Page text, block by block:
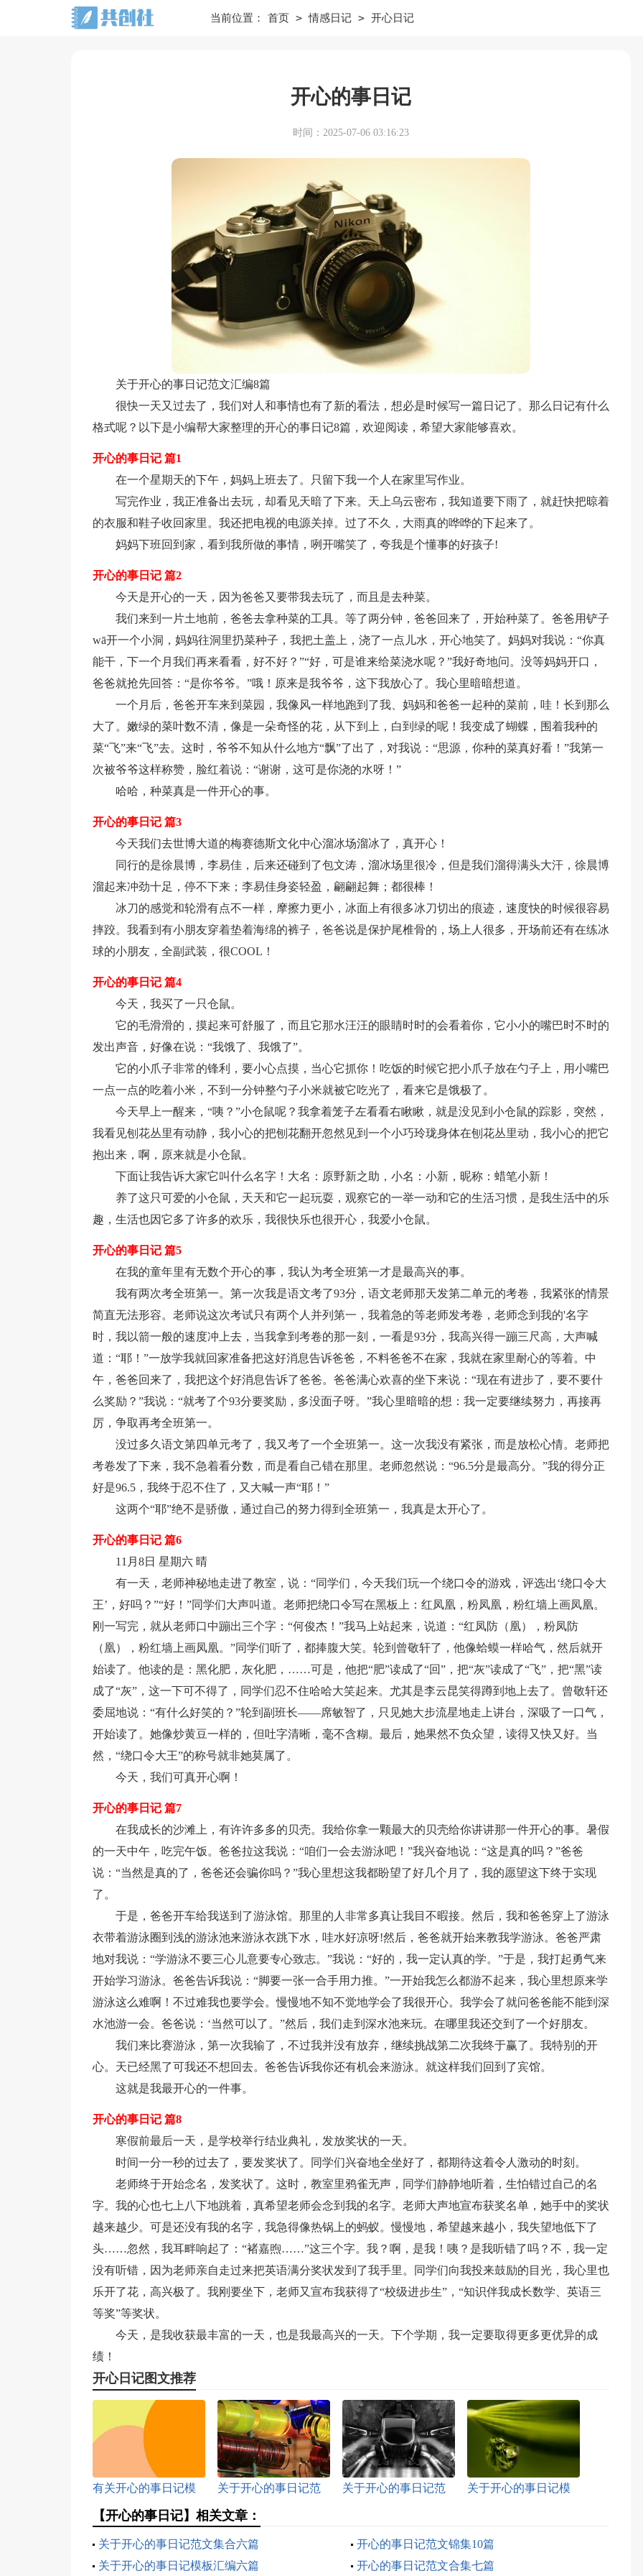
当前位置： 首页 > 情感日记 > 开心日记
开心的事日记
时间：2025-07-06 03:16:23
关于开心的事日记范文汇编8篇
很快一天又过去了，我们对人和事情也有了新的看法，想必是时候写一篇日记了。那么日记有什么
格式呢？以下是小编帮大家整理的开心的事日记8篇，欢迎阅读，希望大家能够喜欢。
开心的事日记 篇1
在一个星期天的下午，妈妈上班去了。只留下我一个人在家里写作业。
写完作业，我正准备出去玩，却看见天暗了下来。天上乌云密布，我知道要下雨了，就赶快把晾着
的衣服和鞋子收回家里。我还把电视的电源关掉。过了不久，大雨真的哗哗的下起来了。
妈妈下班回到家，看到我所做的事情，咧开嘴笑了，夸我是个懂事的好孩子!
开心的事日记 篇2
今天是开心的一天，因为爸爸又要带我去玩了，而且是去种菜。
我们来到一片土地前，爸爸去拿种菜的工具。等了两分钟，爸爸回来了，开始种菜了。爸爸用铲子
wā开一个小洞，妈妈往洞里扔菜种子，我把土盖上，浇了一点儿水，开心地笑了。妈妈对我说：“你真
能干，下一个月我们再来看看，好不好？”“好，可是谁来给菜浇水呢？”我好奇地问。没等妈妈开口，
爸爸就抢先回答：“是你爷爷。”哦！原来是我爷爷，这下我放心了。我心里暗暗想道。
一个月后，爸爸开车来到菜园，我像风一样地跑到了我、妈妈和爸爸一起种的菜前，哇！长到那么
大了。嫩绿的菜叶数不清，像是一朵奇怪的花，从下到上，白到绿的呢！我变成了蝴蝶，围着我种的
菜“飞”来“飞”去。这时，爷爷不知从什么地方“飘”了出了，对我说：“思源，你种的菜真好看！”我第一
次被爷爷这样称赞，脸红着说：“谢谢，这可是你浇的水呀！”
哈哈，种菜真是一件开心的事。
开心的事日记 篇3
今天我们去世博大道的梅赛德斯文化中心溜冰场溜冰了，真开心！
同行的是徐晨博，李易佳，后来还碰到了包文涛，溜冰场里很冷，但是我们溜得满头大汗，徐晨博
溜起来冲劲十足，停不下来；李易佳身姿轻盈，翩翩起舞；都很棒！
冰刀的感觉和轮滑有点不一样，摩擦力更小，冰面上有很多冰刀切出的痕迹，速度快的时候很容易
摔跤。我看到有小朋友穿着垫着海绵的裤子，爸爸说是保护尾椎骨的，场上人很多，开场前还有在练冰
球的小朋友，全副武装，很COOL！
开心的事日记 篇4
今天，我买了一只仓鼠。
它的毛滑滑的，摸起来可舒服了，而且它那水汪汪的眼睛时时的会看着你，它小小的嘴巴时不时的
发出声音，好像在说：“我饿了、我饿了”。
它的小爪子非常的锋利，要小心点摸，当心它抓你！吃饭的时候它把小爪子放在勺子上，用小嘴巴
一点一点的吃着小米，不到一分钟整勺子小米就被它吃光了，看来它是饿极了。
今天早上一醒来，“咦？”小仓鼠呢？我拿着笼子左看看右瞅瞅，就是没见到小仓鼠的踪影，突然，
我看见刨花丛里有动静，我小心的把刨花翻开忽然见到一个小巧玲珑身体在刨花丛里动，我小心的把它
抱出来，啊，原来就是小仓鼠。
下面让我告诉大家它叫什么名字！大名：原野新之助，小名：小新，昵称：蜡笔小新！
养了这只可爱的小仓鼠，天天和它一起玩耍，观察它的一举一动和它的生活习惯，是我生活中的乐
趣，生活也因它多了许多的欢乐，我很快乐也很开心，我爱小仓鼠。
开心的事日记 篇5
在我的童年里有无数个开心的事，我认为考全班第一才是最高兴的事。
我有两次考全班第一。第一次我是语文考了93分，语文老师那天发第二单元的考卷，我紧张的情景
简直无法形容。老师说这次考试只有两个人并列第一，我着急的等老师发考卷，老师念到我的'名字
时，我以箭一般的速度冲上去，当我拿到考卷的那一刻，一看是93分，我高兴得一蹦三尺高，大声喊
道：“耶！”一放学我就回家准备把这好消息告诉爸爸，不料爸爸不在家，我就在家里耐心的等着。中
午，爸爸回来了，我把这个好消息告诉了爸爸。爸爸满心欢喜的坐下来说：“现在有进步了，要不要什
么奖励？”我说：“就考了个93分要奖励，多没面子呀。”我心里暗暗的想：我一定要继续努力，再接再
厉，争取再考全班第一。
没过多久语文第四单元考了，我又考了一个全班第一。这一次我没有紧张，而是放松心情。老师把
考卷发了下来，我不急着看分数，而是看自己错在那里。老师忽然说：“96.5分是最高分。”我的得分正
好是96.5，我终于忍不住了，又大喊一声“耶！”
这两个“耶”绝不是骄傲，通过自己的努力得到全班第一，我真是太开心了。
开心的事日记 篇6
11月8日 星期六 晴
有一天，老师神秘地走进了教室，说：“同学们，今天我们玩一个绕口令的游戏，评选出‘绕口令大
王’，好吗？”“好！”同学们大声叫道。老师把绕口令写在黑板上：红凤凰，粉凤凰，粉红墙上画凤凰。
刚一写完，就从老师口中蹦出三个字：“何俊杰！”我马上站起来，说道：“红凤防（凰），粉凤防
（凰），粉红墙上画凤凰。”同学们听了，都捧腹大笑。轮到曾敬轩了，他像蛤蟆一样哈气，然后就开
始读了。他读的是：黑化肥，灰化肥，……可是，他把“肥”读成了“回”，把“灰”读成了“飞”，把“黑”读
成了“灰”，这一下可不得了，同学们忍不住哈哈大笑起来。尤其是李云昆笑得蹲到地上去了。曾敬轩还
委屈地说：“有什么好笑的？”轮到副班长——席敏智了，只见她大步流星地走上讲台，深吸了一口气，
开始读了。她像炒黄豆一样的，但吐字清晰，毫不含糊。最后，她果然不负众望，读得又快又好。当
然，“绕口令大王”的称号就非她莫属了。
今天，我们可真开心啊！
开心的事日记 篇7
在我成长的沙滩上，有许许多多的贝壳。我给你拿一颗最大的贝壳给你讲讲那一件开心的事。暑假
的一天中午，吃完午饭。爸爸拉这我说：“咱们一会去游泳吧！”我兴奋地说：“这是真的吗？”爸爸
说：“当然是真的了，爸爸还会骗你吗？”我心里想这我都盼望了好几个月了，我的愿望这下终于实现
了。
于是，爸爸开车给我送到了游泳馆。那里的人非常多真让我目不暇接。然后，我和爸爸穿上了游泳
衣带着游泳圈到浅的游泳池来游泳衣跳下水，哇水好凉呀!然后，爸爸就开始来教我学游泳。爸爸严肃
地对我说：“学游泳不要三心儿意要专心致志。”我说：“好的，我一定认真的学。”于是，我打起勇气来
开始学习游泳。爸爸告诉我说：“脚要一张一合手用力推。”一开始我怎么都游不起来，我心里想原来学
游泳这么难啊！不过难我也要学会。慢慢地不知不觉地学会了我很开心。我学会了就问爸爸能不能到深
水池游一会。爸爸说：‘当然可以了。”然后，我们走到深水池来玩。在哪里我还交到了一个好朋友。
我们来比赛游泳，第一次我输了，不过我并没有放弃，继续挑战第二次我终于赢了。我特别的开
心。天已经黑了可我还不想回去。爸爸告诉我你还有机会来游泳。就这样我们回到了宾馆。
这就是我最开心的一件事。
开心的事日记 篇8
寒假前最后一天，是学校举行结业典礼，发放奖状的一天。
时间一分一秒的过去了，要发奖状了。同学们兴奋地全坐好了，都期待这着令人激动的时刻。
老师终于开始念名，发奖状了。这时，教室里鸦雀无声，同学们静静地听着，生怕错过自己的名
字。我的心也七上八下地跳着，真希望老师会念到我的名字。老师大声地宣布获奖名单，她手中的奖状
越来越少。可是还没有我的名字，我急得像热锅上的蚂蚁。慢慢地，希望越来越小，我失望地低下了
头……忽然，我耳畔响起了：“褚嘉煦……”这三个字。我？啊，是我！咦？是我听错了吗？不，我一定
没有听错，因为老师亲自走过来把英语满分奖状发到了我手里。同学们向我投来鼓励的目光，我心里也
乐开了花，高兴极了。我刚要坐下，老师又宣布我获得了“校级进步生”，“知识伴我成长数学、英语三
等奖”等奖状。
今天，是我收获最丰富的一天，也是我最高兴的一天。下个学期，我一定要取得更多更优异的成
绩！
开心日记图文推荐
有关开心的事日记模
板汇编六篇
关于开心的事日记范
文锦集五篇
关于开心的事日记范
关于开心的事日记模
【开心的事日记】相关文章：
关于开心的事日记范文集合六篇
开心的事日记范文锦集10篇
关于开心的事日记模板汇编六篇
开心的事日记范文合集七篇